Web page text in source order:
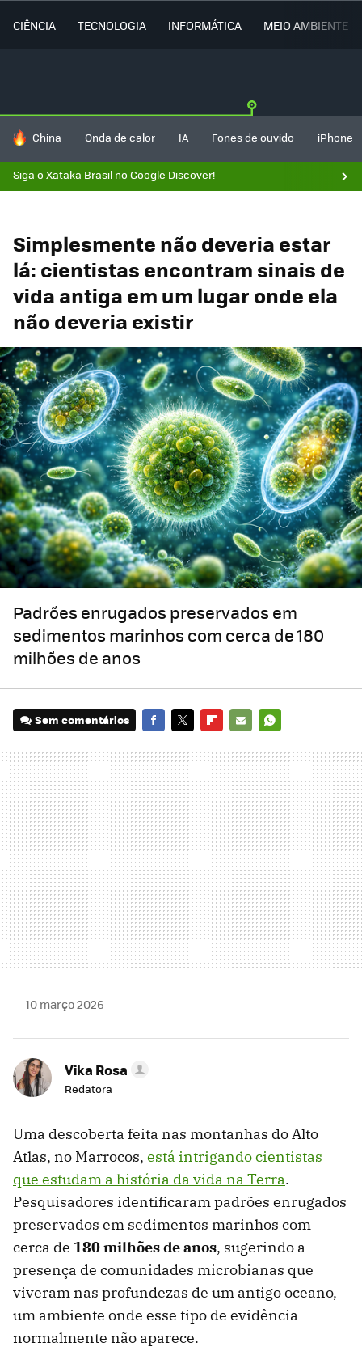
CIÊNCIA TECNOLOGIA INFORMÁTICA MEIO AMBIENTE
TENDÊNCIAS DO DIA
China Onda de calor IA Fones de ouvido iPhone
Siga o Xataka Brasil no Google Discover!
Simplesmente não deveria estar
lá: cientistas encontram sinais de
vida antiga em um lugar onde ela
não deveria existir
Padrões enrugados preservados em
sedimentos marinhos com cerca de 180
milhões de anos
Sem comentários
MAIL
10 março 2026
Vika Rosa
Redatora
Uma descoberta feita nas montanhas do Alto
Atlas, no Marrocos, está intrigando cientistas
que estudam a história da vida na Terra.
Pesquisadores identificaram padrões enrugados
preservados em sedimentos marinhos com
cerca de 180 milhões de anos, sugerindo a
presença de comunidades microbianas que
viveram nas profundezas de um antigo oceano,
um ambiente onde esse tipo de evidência
normalmente não aparece.